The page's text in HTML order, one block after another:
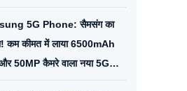
5G Phone: सैमसंग का
कम कीमत में लाया 6500mAh
50MP कैमरे वाला नया 5G